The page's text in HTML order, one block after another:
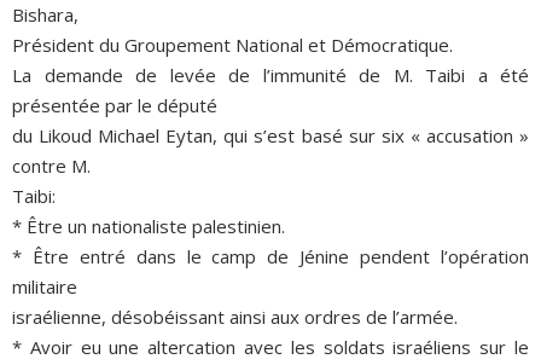
Bishara,
Président du Groupement National et Démocratique.
La demande de levée de l’immunité de M. Taibi a été
présentée par le député
du Likoud Michael Eytan, qui s’est basé sur six « accusation »
contre M.
Taibi:
* Être un nationaliste palestinien.
* Être entré dans le camp de Jénine pendent l’opération
militaire
israélienne, désobéissant ainsi aux ordres de l’armée.
* Avoir eu une altercation avec les soldats israéliens sur le